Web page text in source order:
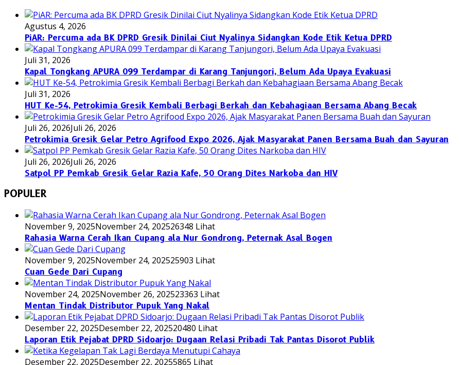
Agustus 4, 2026
PiAR: Percuma ada BK DPRD Gresik Dinilai Ciut Nyalinya Sidangkan Kode Etik Ketua DPRD
Juli 31, 2026
Kapal Tongkang APURA 099 Terdampar di Karang Tanjungori, Belum Ada Upaya Evakuasi
Juli 31, 2026
HUT Ke-54, Petrokimia Gresik Kembali Berbagi Berkah dan Kebahagiaan Bersama Abang Becak
Juli 26, 2026Juli 26, 2026
Petrokimia Gresik Gelar Petro Agrifood Expo 2026, Ajak Masyarakat Panen Bersama Buah dan Sayuran
Juli 26, 2026Juli 26, 2026
Satpol PP Pemkab Gresik Gelar Razia Kafe, 50 Orang Dites Narkoba dan HIV
POPULER
November 9, 2025November 24, 202526348 Lihat
Rahasia Warna Cerah Ikan Cupang ala Nur Gondrong, Peternak Asal Bogen
November 9, 2025November 24, 202525903 Lihat
Cuan Gede Dari Cupang
November 24, 2025November 26, 202523363 Lihat
Mentan Tindak Distributor Pupuk Yang Nakal
Desember 22, 2025Desember 22, 202520480 Lihat
Laporan Etik Pejabat DPRD Sidoarjo: Dugaan Relasi Pribadi Tak Pantas Disorot Publik
Desember 22, 2025Desember 22, 20255865 Lihat